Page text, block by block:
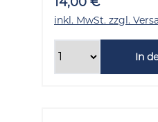
inkl. MwSt. zzgl.
In